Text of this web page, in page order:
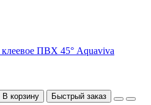
ПВХ 45° Aquaviva
В корзину Быстрый заказ